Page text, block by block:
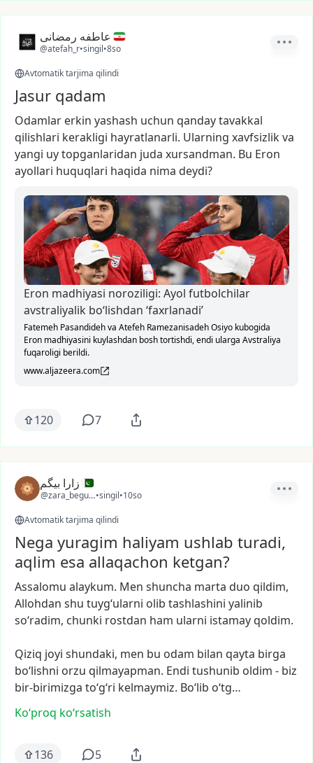
عاطفه رمضانی
@atefah_r•singil•8so
Avtomatik tarjima qilindi
Jasur qadam
Odamlar erkin yashash uchun qandaytavakkal
qilishlari kerakligi hayratlanarli. Ularning xavfsizlikva
yangi uytopganlaridan juda xursandman. Bu Eron
ayollari huquqlari haqida nima deydi?
Eron madhiyasi noroziligi: Ayol futbolchilar
avstraliyalik bo‘lishdan ‘faxrlanadi’
Fatemeh Pasandideh va Atefeh Ramezanisadeh Osiyo kubogida
Eron madhiyasini kuylashdan bosh tortishdi, endi ularga Avstraliya
fuqaroligi berildi.
www.aljazeera.com
120 7
زارا بیگم
@zara_begum1
•singil•10so
Avtomatik tarjima qilindi
Nega yuragim haliyam ushlab turadi,
aqlim esa allaqachon ketgan?
Assalomu alaykum. Men shuncha marta duo qildim,
Allohdan shu tuyg‘ularni olib tashlashini yalinib
so‘radim, chunki rostdan ham ularni istamay qoldim.
Qiziq joyi shundaki, men bu odam bilan qayta birga
bo‘lishni orzu qilmayapman. Endi tushunib oldim - biz
bir-birimizga to‘g‘ri kelmaymiz. Bo‘lib o‘tg…
Ko‘proq koʻrsatish
136 5